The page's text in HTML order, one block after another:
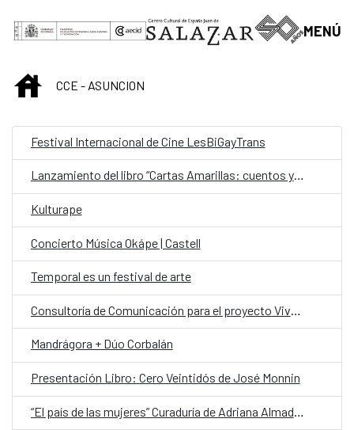
Saltar al contenido principal
MENÚ
INICIOCCE - ASUNCION
Festival Internacional de Cine LesBiGayTrans
Lanzamiento del libro “Cartas Amarillas: cuentos y relatos” de Lourdes Talavera.
Kulturape
Concierto Música Okápe | Castell
Temporal es un festival de arte
Consultoría de Comunicación para el proyecto Viva el Parque Caballero
Mandrágora + Dúo Corbalán
Presentación Libro: Cero Veintidós de José Monnin